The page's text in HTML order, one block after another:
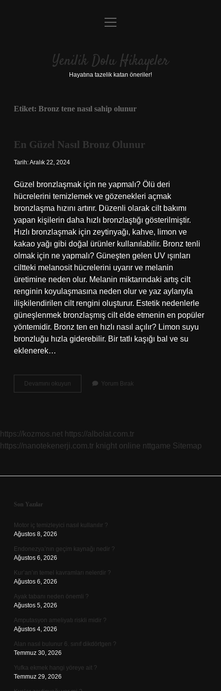
Anasayfa
Yasal Uyarı
menüyü
Yenilik Dolu Hikayeler
Hayatına tazelik katan öneriler!
Etiket: Bronz tene nasıl sahip olunur
En Güzel Nasıl Bronz Olunur
Tarih: Aralık 22, 2024
Güzel bronzlaşmak için ne yapmalı? Ölü deri
hücrelerini temizlemek ve gözenekleri açmak
bronzlaşma hızını artırır. Düzenli olarak cilt bakımı
yapan kişilerin daha hızlı bronzlaştığı gösterilmiştir.
Hızlı bronzlaşmak için zeytinyağı, kahve, limon ve
kakao yağı gibi doğal ürünler kullanılabilir. Bronz tenli
olmak için ne yapmalı? Güneşten gelen UV ışınları
ciltteki melanosit hücrelerini uyarır ve melanin
üretimine neden olur. Melanin miktarındaki artış cilt
renginin koyulaşmasına neden olur ve yaz aylarıyla
ilişkilendirilen cilt rengini oluşturur. Estetik nedenlerle
güneşlenmek bronzlaşmış cilt elde etmenin en popüler
yöntemidir. Bronz ten en hızlı nasıl açılır? Limon suyu
bronzluğu hızla giderebilir. Bir tatlı kaşığı bal ve su
eklenerek…
Devamını okuyun
Güzel
Yorum Bırak
https://kozmos.net https://albolat.com.tr
https://nanotekenerji.com.tr knight online nttgame Sitemap
Sidebar
Son Yazılar
Motor iç temizleyici nasıl kullanılır ?
Ağustos 8, 2026
Endonezya’nın geçim kaynağı nedir ?
Ağustos 6, 2026
Kur’an’ın temel kavramları nelerdir ?
Ağustos 6, 2026
Ayak tabanı neden önemli ?
Ağustos 5, 2026
Amputasyon ameliyatı riskli midir ?
Ağustos 4, 2026
Alan nasıl bulunur 6. sınıf dikdörtgen ?
Temmuz 30, 2026
Yufka ekmek hangi yöreye ait ?
Temmuz 29, 2026